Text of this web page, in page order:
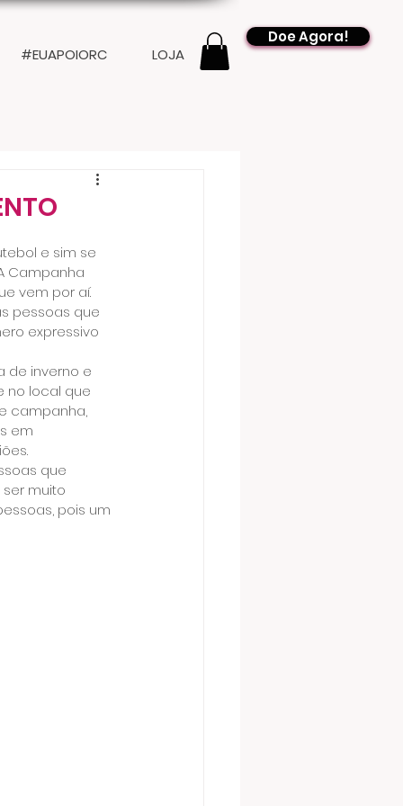
#EUAPOIORC LOJA
Doe Agora!
e sim se
Campanha
vem por aí.
pessoas que
expressivo
de inverno e
no local que
campanha,
em
que
muito
pois um